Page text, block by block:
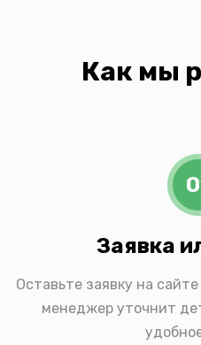
Как мы
Заявка
Оставьте заявку на
менеджер уточнит